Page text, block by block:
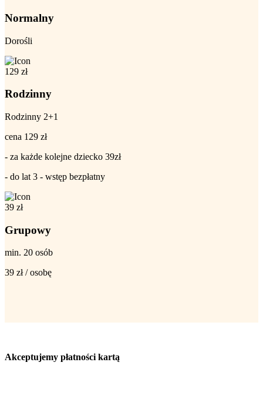
Normalny
Dorośli
129 zł
Rodzinny
Rodzinny 2+1
cena 129 zł
- za każde kolejne dziecko 39zł
- do lat 3 - wstęp bezpłatny
39 zł
Grupowy
min. 20 osób
39 zł / osobę
Akceptujemy płatności kartą